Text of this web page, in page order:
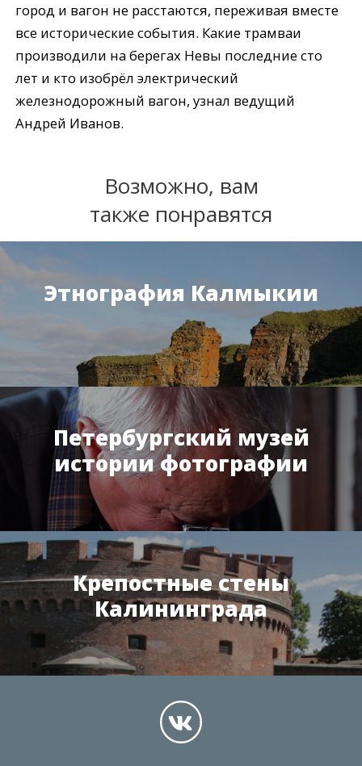
город и вагон не расстаются, переживая вместе
все исторические события. Какие трамваи
производили на берегах Невы последние сто
лет и кто изобрёл электрический
железнодорожный вагон, узнал ведущий
Андрей Иванов.
Возможно, вам
также понравятся
Этнография Калмыкии
Петербургский музей
истории фотографии
Крепостные стены
Калининграда